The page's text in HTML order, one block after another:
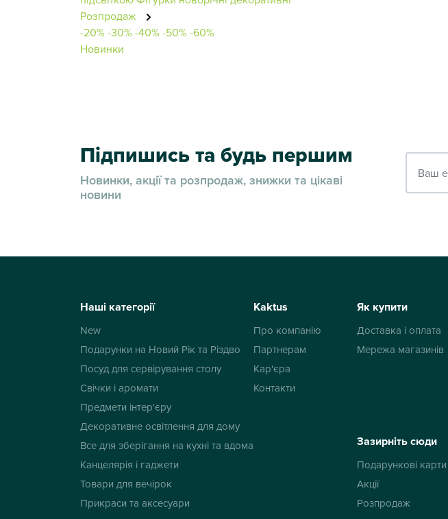
Розпродаж
-20%-30%-40%-50%-60%
Новинки
Підпишись та будь першим
Новинки, акції та розпродаж, знижки та цікаві
новини
Наші категорії
New
Подарунки на Новий Рік та Різдво
Посуд для сервірування столу
Свічки і аромати
Предмети інтер'єру
Декоративне освітлення для дому
Все для зберігання на кухні та вдома
Канцелярія і гаджети
Товари для вечірок
Прикраси та аксесуари
Kaktus
Про компанію
Партнерам
Кар'єра
Контакти
Як купити
Доставка і оплата
Мережа магазинів
Зазирніть сюди
Подарункові карти
Акції
Розпродаж